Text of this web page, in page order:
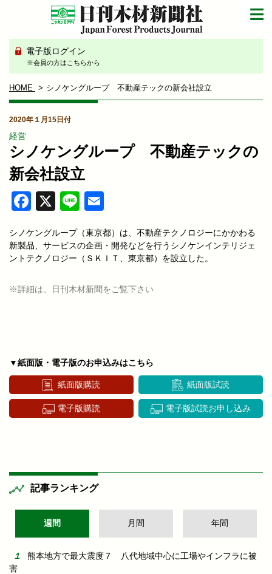
電子版ログイン
※会員の方はこちらから
HOME シノケングループ 不動産テックの新会社設立
2020年１月15日付
経営
シノケングループ 不動産テックの
新会社設立
Facebook
X Line
シノケングループ（東京都）は、不動産テクノロジーにかかわる
新製品、サービスの企画・開発などを行うシノケンインテリジェ
ントテクノロジー（ＳＫＩＴ、東京都）を設立した。
※詳細は、日刊木材新聞をご覧下さい
▼紙面版・電子版のお申込みはこちら
紙面版購読 紙面版試読
電子版購読 電子版試読お申し込み
記事ランキング
週間 月間 年間
熊本地方で最大震度７ 八代地域中心に工場やインフラに被
害